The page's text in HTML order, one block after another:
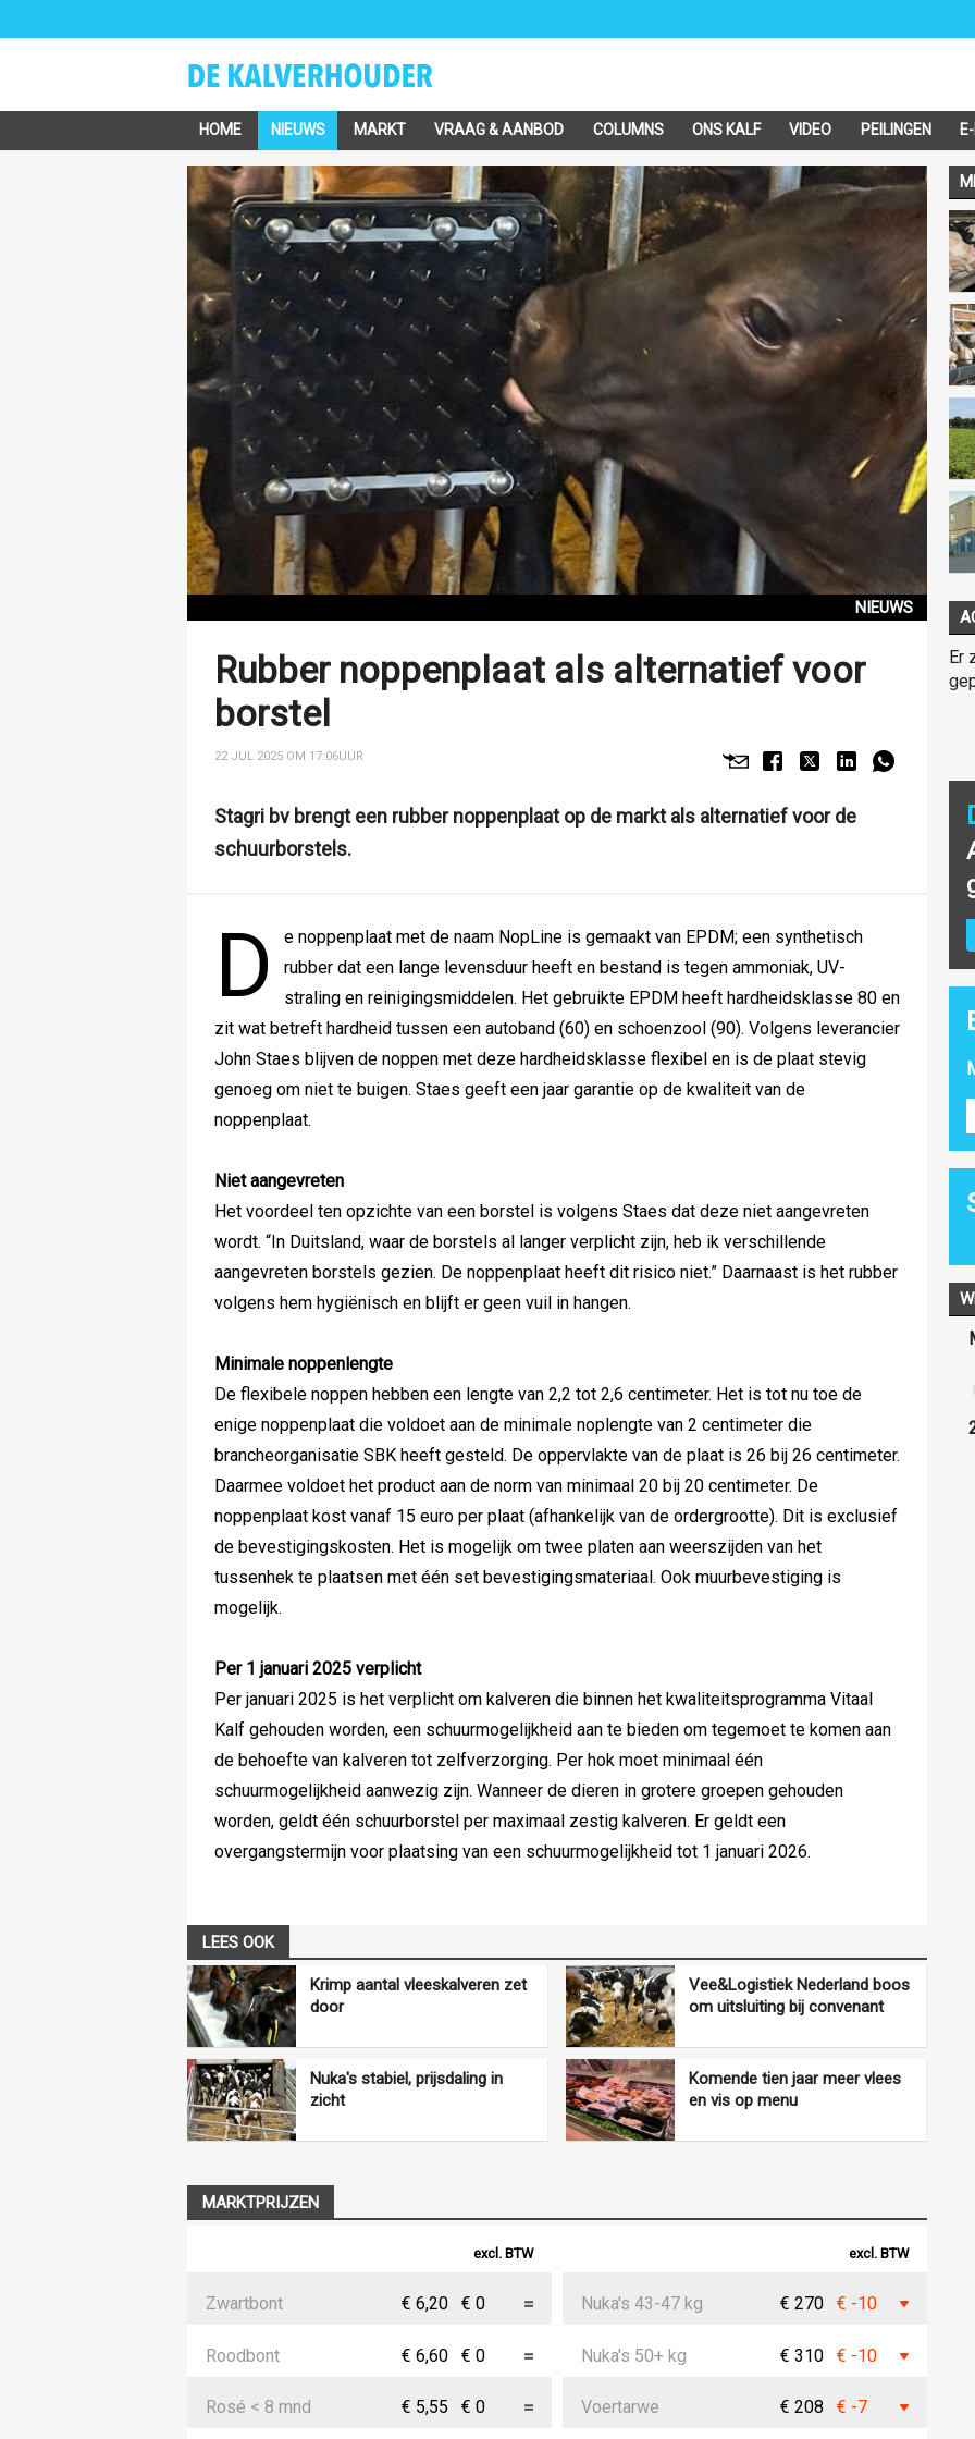
HOME NIEUWS MARKT VRAAG & AANBOD COLUMNS ONS KALF VIDEO PEILINGEN
NIEUWS
Rubber noppenplaat als alternatief voor
borstel
22 JUL 2025 OM 17:06UUR
Stagri bv brengt een rubber noppenplaat op de markt als alternatief voor de
schuurborstels.
D
e noppenplaat met de naam NopLine is gemaakt van EPDM; een synthetisch
rubber dat een lange levensduur heeft en bestand is tegen ammoniak, UV-
straling en reinigingsmiddelen. Het gebruikte EPDM heeft hardheidsklasse 80 en
zit wat betreft hardheid tussen een autoband (60) en schoenzool (90). Volgens leverancier
John Staes blijven de noppen met deze hardheidsklasse flexibel en is de plaat stevig
genoeg om niet te buigen. Staes geeft een jaar garantie op de kwaliteit van de
noppenplaat.
Niet aangevreten
Het voordeel ten opzichte van een borstel is volgens Staes dat deze niet aangevreten
wordt. “In Duitsland, waar de borstels al langer verplicht zijn, heb ik verschillende
aangevreten borstels gezien. De noppenplaat heeft dit risico niet.” Daarnaast is het rubber
volgens hem hygiënisch en blijft er geen vuil in hangen.
Minimale noppenlengte
De flexibele noppen hebben een lengte van 2,2 tot 2,6 centimeter. Het is tot nu toe de
enige noppenplaat die voldoet aan de minimale noplengte van 2 centimeter die
brancheorganisatie SBK heeft gesteld. De oppervlakte van de plaat is 26 bij 26 centimeter.
Daarmee voldoet het product aan de norm van minimaal 20 bij 20 centimeter. De
noppenplaat kost vanaf 15 euro per plaat (afhankelijk van de ordergrootte). Dit is exclusief
de bevestigingskosten. Het is mogelijk om twee platen aan weerszijden van het
tussenhek te plaatsen met één set bevestigingsmateriaal. Ook muurbevestiging is
mogelijk.
Per 1 januari 2025 verplicht
Per januari 2025 is het verplicht om kalveren die binnen het kwaliteitsprogramma Vitaal
Kalf gehouden worden, een schuurmogelijkheid aan te bieden om tegemoet te komen aan
de behoefte van kalveren tot zelfverzorging. Per hok moet minimaal één
schuurmogelijkheid aanwezig zijn. Wanneer de dieren in grotere groepen gehouden
worden, geldt één schuurborstel per maximaal zestig kalveren. Er geldt een
overgangstermijn voor plaatsing van een schuurmogelijkheid tot 1 januari 2026.
LEES OOK
Krimp aantal vleeskalveren zet
door
Vee&Logistiek Nederland boos
om uitsluiting bij convenant
Nuka's stabiel, prijsdaling in
zicht
Komende tien jaar meer vlees
en vis op menu
MARKTPRIJZEN
excl. BTW
Zwartbont € 6,20 € 0
Roodbont € 6,60 € 0
Rosé < 8 mnd € 5,55 € 0
excl. BTW
Nuka's 43-47 kg € 270 € -10
Nuka's 50+ kg € 310 € -10
Voertarwe € 208 € -7
Er